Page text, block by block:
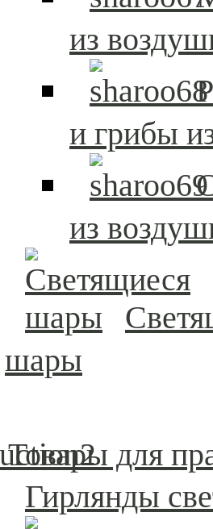
из
и грибы
из
шары
Товары для
Гирлянды